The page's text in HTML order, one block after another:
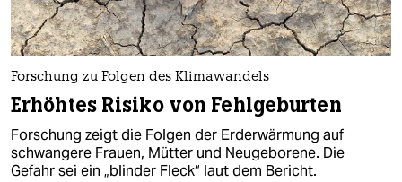
Forschung zu Folgen des Klimawandels
Erhöhtes Risiko von Fehlgeburten
Forschung zeigt die Folgen der Erderwärmung auf
schwangere Frauen, Mütter und Neugeborene. Die
Gefahr sei ein „blinder Fleck“ laut dem Bericht.